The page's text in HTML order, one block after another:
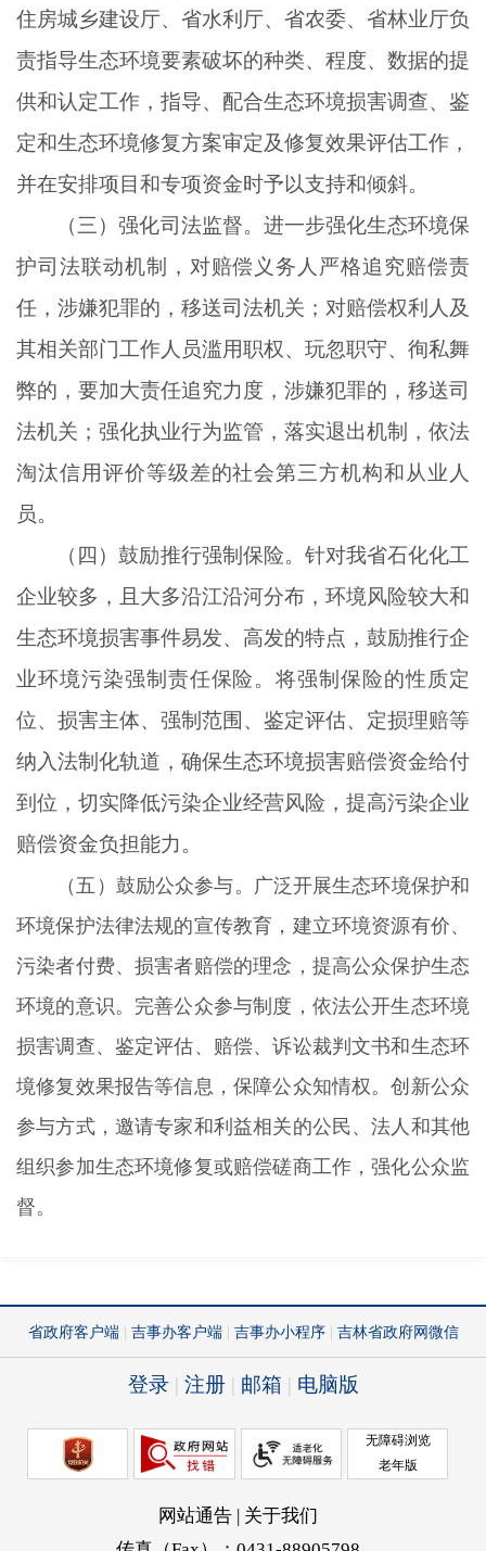
住房城乡建设厅、省水利厅、省农委、省林业厅负
责指导生态环境要素破坏的种类、程度、数据的提
供和认定工作，指导、配合生态环境损害调查、鉴
定和生态环境修复方案审定及修复效果评估工作，
并在安排项目和专项资金时予以支持和倾斜。
（三）强化司法监督。进一步强化生态环境保
护司法联动机制，对赔偿义务人严格追究赔偿责
任，涉嫌犯罪的，移送司法机关；对赔偿权利人及
其相关部门工作人员滥用职权、玩忽职守、徇私舞
弊的，要加大责任追究力度，涉嫌犯罪的，移送司
法机关；强化执业行为监管，落实退出机制，依法
淘汰信用评价等级差的社会第三方机构和从业人
员。
（四）鼓励推行强制保险。针对我省石化化工
企业较多，且大多沿江沿河分布，环境风险较大和
生态环境损害事件易发、高发的特点，鼓励推行企
业环境污染强制责任保险。将强制保险的性质定
位、损害主体、强制范围、鉴定评估、定损理赔等
纳入法制化轨道，确保生态环境损害赔偿资金给付
到位，切实降低污染企业经营风险，提高污染企业
赔偿资金负担能力。
（五）鼓励公众参与。广泛开展生态环境保护和
环境保护法律法规的宣传教育，建立环境资源有价、
污染者付费、损害者赔偿的理念，提高公众保护生态
环境的意识。完善公众参与制度，依法公开生态环境
损害调查、鉴定评估、赔偿、诉讼裁判文书和生态环
境修复效果报告等信息，保障公众知情权。创新公众
参与方式，邀请专家和利益相关的公民、法人和其他
组织参加生态环境修复或赔偿磋商工作，强化公众监
督。